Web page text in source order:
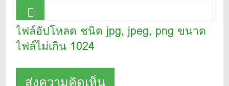
ไฟล์อัปโหลด ชนิด jpg, jpeg, png ขนาด
ไฟล์ไม่เกิน 1024